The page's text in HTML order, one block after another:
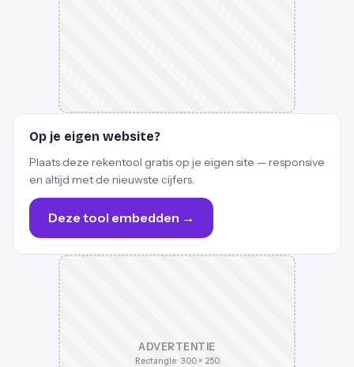
Op je eigen website?
Plaats deze rekentool gratis op je eigen site — responsive
en altijd met de nieuwste cijfers.
Deze tool embedden →
ADVERTENTIE
Rectangle · 300 × 250